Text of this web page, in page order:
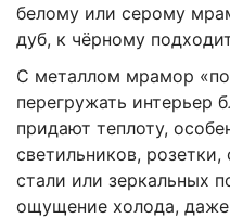
белому или серому
дуб, к чёрному
С металлом мрамор
перегружать интерьер
придают теплоту,
светильников,
стали или зеркальных
ощущение холода,